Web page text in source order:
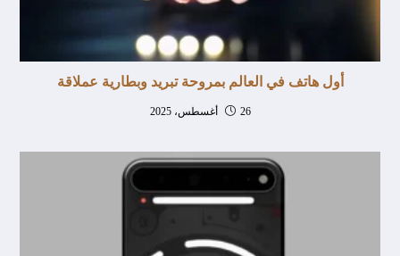
أول هاتف في العالم بمروحة تبريد وبطارية عملاقة
26 أغسطس، 2025